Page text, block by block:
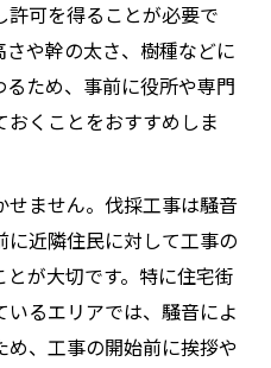
可を得ることが必要で
や幹の太さ、樹種などに
ため、事前に役所や専門
くことをおすすめしま
ません。伐採工事は騒音
近隣住民に対して工事の
が大切です。特に住宅街
るエリアでは、騒音によ
、工事の開始前に挨拶や